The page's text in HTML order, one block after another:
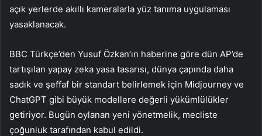
açık yerlerde akıllı kameralarla yüz tanıma uygulaması
yasaklanacak.
BBC Türkçe’den Yusuf Özkan’ın haberine göre dün AP’de
tartışılan yapay zeka yasa tasarısı, dünya çapında daha
sadık ve şeffaf bir standart belirlemek için Midjourney ve
ChatGPT gibi büyük modellere değerli yükümlülükler
getiriyor. Bugün oylanan yeni yönetmelik, mecliste
çoğunluk tarafından kabul edildi.